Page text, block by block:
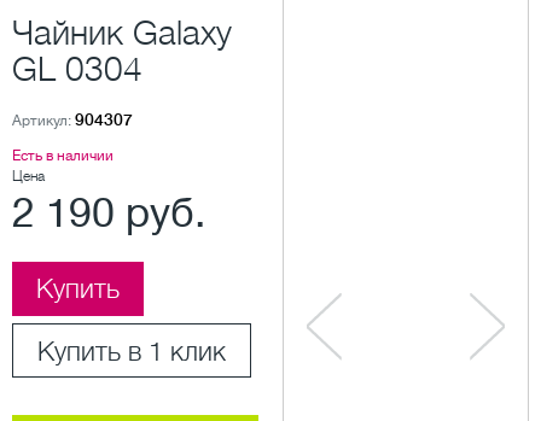
Чайник Galaxy
GL 0304
Артикул: 904307
Есть в наличии
Цена
2 190 руб.
Купить
Купить в 1 клик